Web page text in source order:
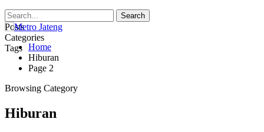
Posts
Categories
Tags Home
Hiburan
Page 2
Browsing Category
Hiburan